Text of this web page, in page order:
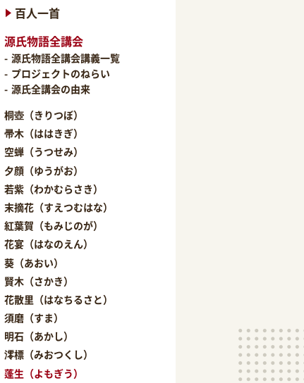
百人一首
源氏物語全講会
源氏物語全講会講義一覧
プロジェクトのねらい
源氏全講会の由来
桐壺（きりつぼ）
帚木（ははきぎ）
空蝉（うつせみ）
夕顔（ゆうがお）
若紫（わかむらさき）
末摘花（すえつむはな）
紅葉賀（もみじのが）
花宴（はなのえん）
葵（あおい）
賢木（さかき）
花散里（はなちるさと）
須磨（すま）
明石（あかし）
澪標（みおつくし）
蓬生（よもぎう）